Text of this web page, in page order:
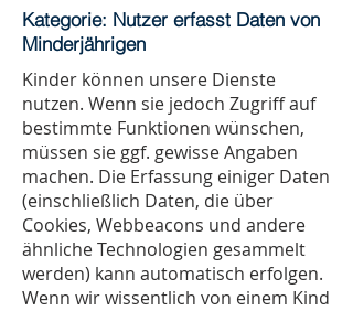
Kategorie: Nutzer erfasst Daten von
Minderjährigen
Kinder können unsere Dienste
nutzen. Wenn sie jedoch Zugriff auf
bestimmte Funktionen wünschen,
müssen sie ggf. gewisse Angaben
machen. Die Erfassung einiger Daten
(einschließlich Daten, die über
Cookies, Webbeacons und andere
ähnliche Technologien gesammelt
werden) kann automatisch erfolgen.
Wenn wir wissentlich von einem Kind